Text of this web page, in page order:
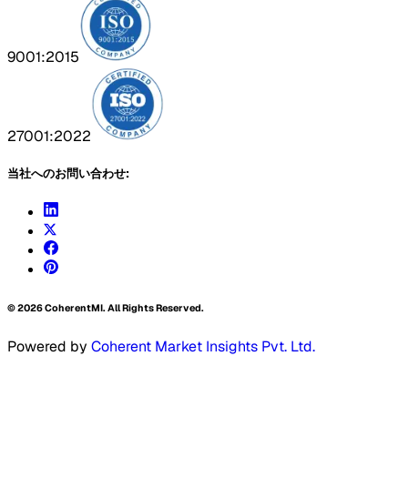
9001:2015
27001:2022
当社へのお問い合わせ:
©2026CoherentMI. All Rights Reserved.
Powered by Coherent Market Insights Pvt. Ltd.